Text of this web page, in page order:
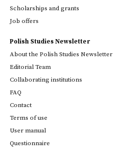
Scholarships and grants
Job offers
Polish Studies Newsletter
About the Polish Studies Newsletter
Editorial Team
Collaborating institutions
FAQ
Contact
Terms of use
User manual
Questionnaire